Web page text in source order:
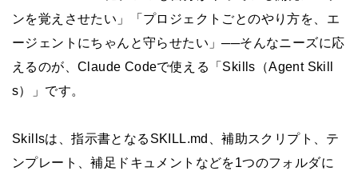
ンを覚えさせたい」「プロジェクトごとのやり方を、エ
ージェントにちゃんと守らせたい」──そんなニーズに応
えるのが、Claude Codeで使える「Skills（Agent Skill
s）」です。
Skillsは、指示書となるSKILL.md、補助スクリプト、テ
ンプレート、補足ドキュメントなどを1つのフォルダに